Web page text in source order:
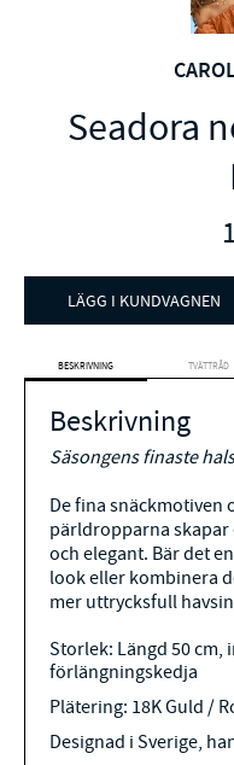
Seadora
LÄGG I KUNDVAGNEN
BESKRIVNING TVÄTTRÅD
Beskrivning
Säsongens finaste
De fina snäckmotiven
pärldropparna
och elegant. Bär det
look eller kombinera
mer uttrycksfull
Storlek: Längd 50 cm,
förlängningskedja
Plätering: 18K Guld /
Designad i Sverige,